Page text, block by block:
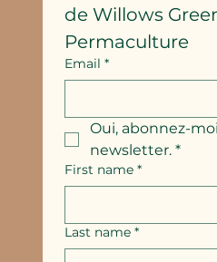
de Willows
Permaculture
Email *
Oui, abonnez-
newsletter. *
First name *
Last name *